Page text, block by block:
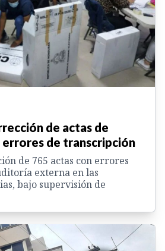
de actas de
errores de transcripción
de 765 actas con errores
externa en las
bajo supervisión de